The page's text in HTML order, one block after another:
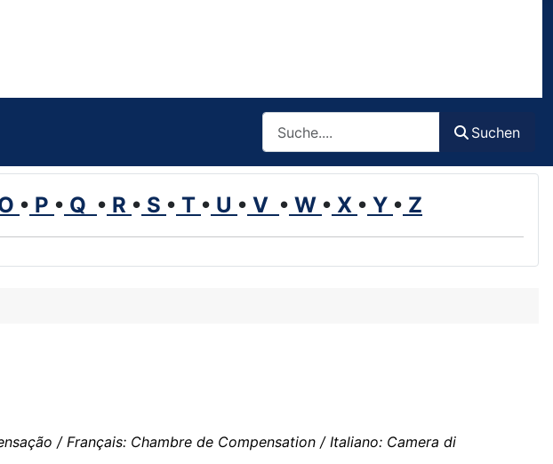
Suchen
• P • Q • R • S • T • U • V • W • X • Y • Z
/ Français: Chambre de Compensation / Italiano: Camera di